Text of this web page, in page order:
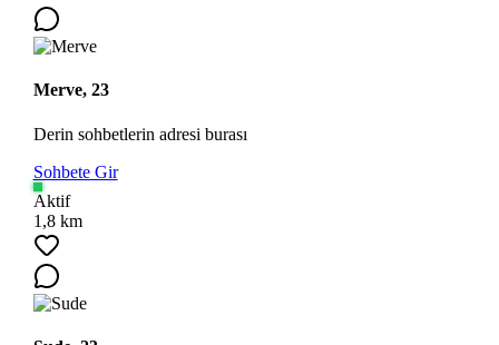
Merve, 23
Derin sohbetlerin adresi burası
Sohbete Gir
Aktif
1,8 km